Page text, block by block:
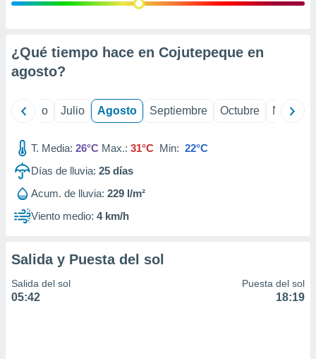
e
mediante
de
1199
¿Qué tiempo hace en Cojutepeque en
agosto?
Junio Julio Agosto Septiembre Octubre
T. Media: 26°C Max.: 31°C Min: 22°C
Días de lluvia: 25 días
Acum. de lluvia: 229 l/m²
Viento medio: 4 km/h
Salida y Puesta del sol
Salida del sol
05:42
Puesta del sol
18:19